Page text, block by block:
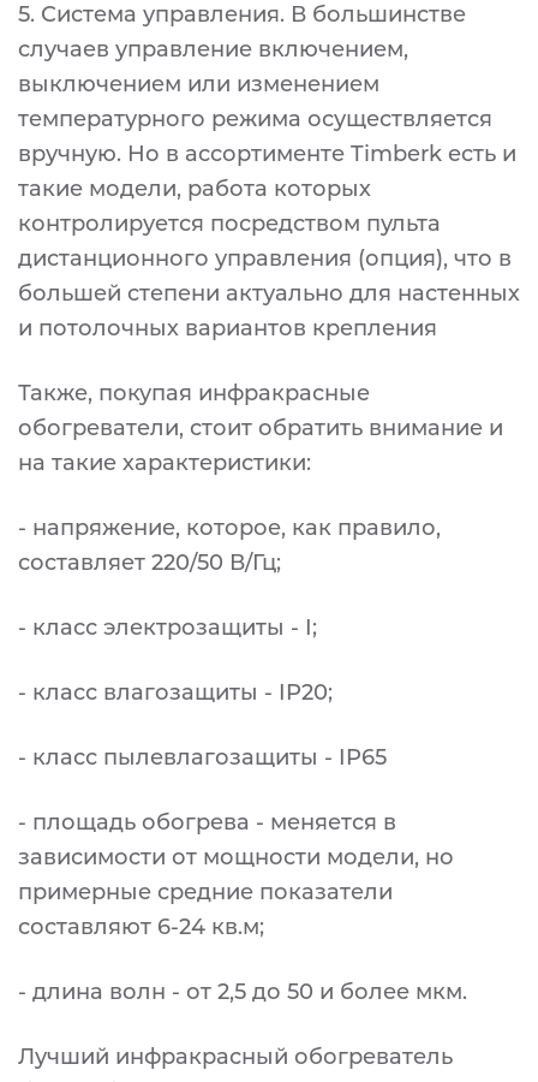
5. Система управления. В большинстве
случаев управление включением,
выключением или изменением
температурного режима осуществляется
вручную. Но в ассортименте Timberk есть и
такие модели, работа которых
контролируется посредством пульта
дистанционного управления (опция), что в
большей степени актуально для настенных
и потолочных вариантов крепления
Также, покупая инфракрасные
обогреватели, стоит обратить внимание и
на такие характеристики:
- напряжение, которое, как правило,
составляет 220/50 В/Гц;
- класс электрозащиты - I;
- класс влагозащиты - IP20;
- класс пылевлагозащиты - IP65
- площадь обогрева - меняется в
зависимости от мощности модели, но
примерные средние показатели
составляют 6-24 кв.м;
- длина волн - от 2,5 до 50 и более мкм.
Лучший инфракрасный обогреватель